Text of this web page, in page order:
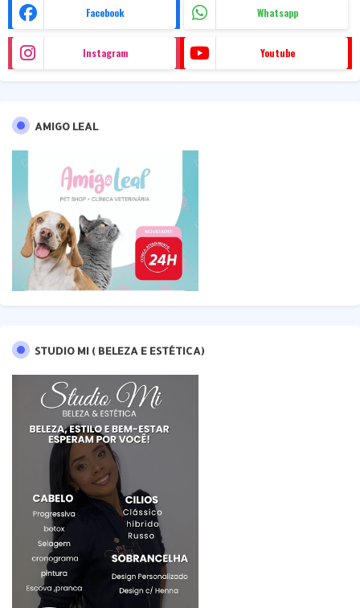
Facebook Whatsapp
Instagram Youtube
AMIGO LEAL
STUDIO MI ( BELEZA E ESTÉTICA)